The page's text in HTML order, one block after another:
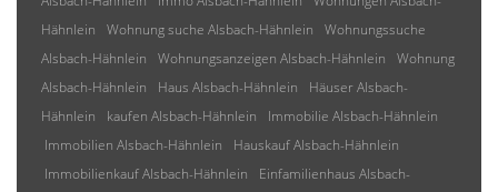
Hähnlein
Wohnung suche Alsbach-Hähnlein
Wohnungssuche
Alsbach-Hähnlein
Wohnungsanzeigen Alsbach-Hähnlein
Wohnung
Alsbach-Hähnlein
Haus Alsbach-Hähnlein
Häuser Alsbach-
Hähnlein
kaufen Alsbach-Hähnlein
Immobilie Alsbach-Hähnlein
Immobilien Alsbach-Hähnlein
Hauskauf Alsbach-Hähnlein
Immobilienkauf Alsbach-Hähnlein
Einfamilienhaus Alsbach-